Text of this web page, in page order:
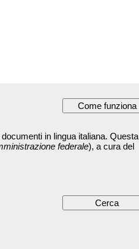
in lingua italiana. Questa
federale), a cura del